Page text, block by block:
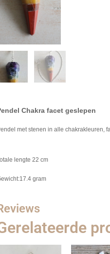
Chakra facet geslepen
met stenen in alle chakrakleuren,
lengte 22 cm
gram